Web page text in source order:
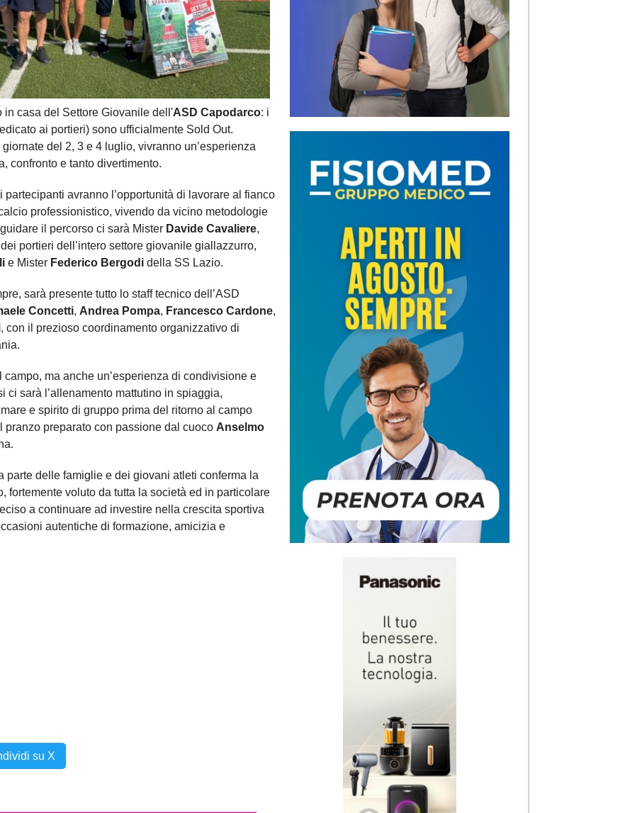
in casa del Settore Giovanile dell'ASD Capodarco: i
ai portieri) sono ufficialmente Sold Out.
del 2, 3 e 4 luglio, vivranno un’esperienza
confronto e tanto divertimento.
avranno l’opportunità di lavorare al fianco
professionistico, vivendo da vicino metodologie
il percorso ci sarà Mister Davide Cavaliere,
portieri dell’intero settore giovanile giallazzurro,
e Mister Federico Bergodi della SS Lazio.
sarà presente tutto lo staff tecnico dell’ASD
Concetti, Andrea Pompa, Francesco Cardone,
, con il prezioso coordinamento organizzativo di
campo, ma anche un’esperienza di condivisione e
ci sarà l’allenamento mattutino in spiaggia,
e spirito di gruppo prima del ritorno al campo
preparato con passione dal cuoco Anselmo
parte delle famiglie e dei giovani atleti conferma la
fortemente voluto da tutta la società ed in particolare
a continuare ad investire nella crescita sportiva
autentiche di formazione, amicizia e
su X